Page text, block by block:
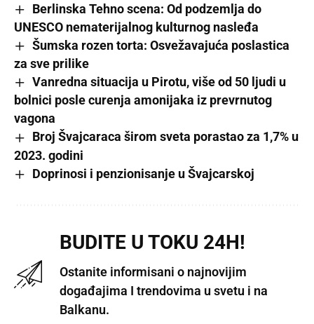
Berlinska Tehno scena: Od podzemlja do
UNESCO nematerijalnog kulturnog nasleđa
Šumska rozen torta: Osvežavajuća poslastica
za sve prilike
Vanredna situacija u Pirotu, više od 50 ljudi u
bolnici posle curenja amonijaka iz prevrnutog
vagona
Broj Švajcaraca širom sveta porastao za 1,7% u
2023. godini
Doprinosi i penzionisanje u Švajcarskoj
BUDITE U TOKU 24H!
Ostanite informisani o najnovijim
događajima I trendovima u svetu i na
Balkanu.